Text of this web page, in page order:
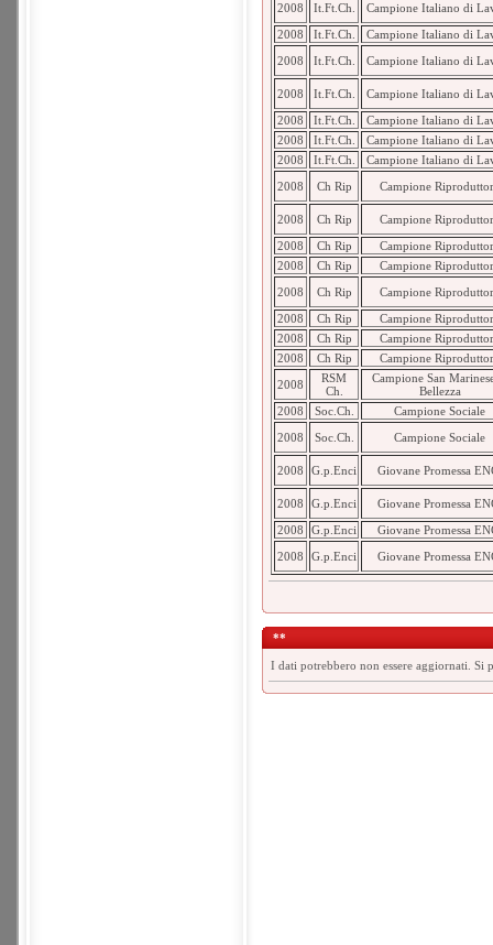
2008 It.Ft.Ch.
Campione Italiano di
2008
It.Ft.Ch.
Campione Italiano di
2008
It.Ft.Ch. Campione Italiano di
2008 It.Ft.Ch.
Campione Italiano di
2008
It.Ft.Ch.
Campione Italiano di
2008
It.Ft.Ch.
Campione Italiano di
2008
It.Ft.Ch.
Campione Italiano di
2008
Ch Rip Campione
2008 Ch Rip
Campione
2008
Ch Rip
Campione
2008
Ch Rip
Campione
2008
Ch Rip
Campione
2008
Ch Rip
Campione
2008
Ch Rip
Campione
2008
Ch Rip
Campione
2008
RSM
Ch.
Campione San
Bellezza
2008
Soc.Ch.
Campione Sociale
2008
Soc.Ch. Campione Sociale
2008 G.p.Enci Giovane Promessa
2008 G.p.Enci
Giovane Promessa
2008
G.p.Enci
Giovane Promessa
2008
G.p.Enci Giovane Promessa
**
I dati potrebbero non essere aggiornati. Si